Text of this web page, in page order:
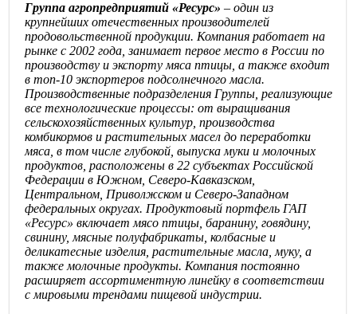
Группа агропредприятий «Ресурс» – один из
крупнейших отечественных производителей
продовольственной продукции. Компания работает на
рынке с 2002 года, занимает первое место в России по
производству и экспорту мяса птицы, а также входит
в топ-10 экспортеров подсолнечного масла.
Производственные подразделения Группы, реализующие
все технологические процессы: от выращивания
сельскохозяйственных культур, производства
комбикормов и растительных масел до переработки
мяса, в том числе глубокой, выпуска муки и молочных
продуктов, расположены в 22 субъектах Российской
Федерации в Южном, Северо-Кавказском,
Центральном, Приволжском и Северо-Западном
федеральных округах. Продуктовый портфель ГАП
«Ресурс» включает мясо птицы, баранину, говядину,
свинину, мясные полуфабрикаты, колбасные и
деликатесные изделия, растительные масла, муку, а
также молочные продукты. Компания постоянно
расширяет ассортиментную линейку в соответствии
с мировыми трендами пищевой индустрии.